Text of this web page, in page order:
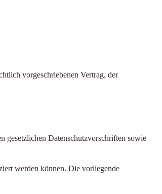
vorgeschriebenen Vertrag, der
gesetzlichen Datenschutzvorschriften sowie
werden können. Die vorliegende